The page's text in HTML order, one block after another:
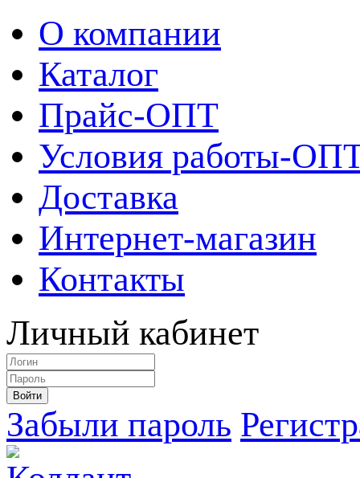
О компании
Каталог
Прайс-ОПТ
Условия работы-
Доставка
Интернет-магазин
Контакты
Личный кабинет
Забыли пароль